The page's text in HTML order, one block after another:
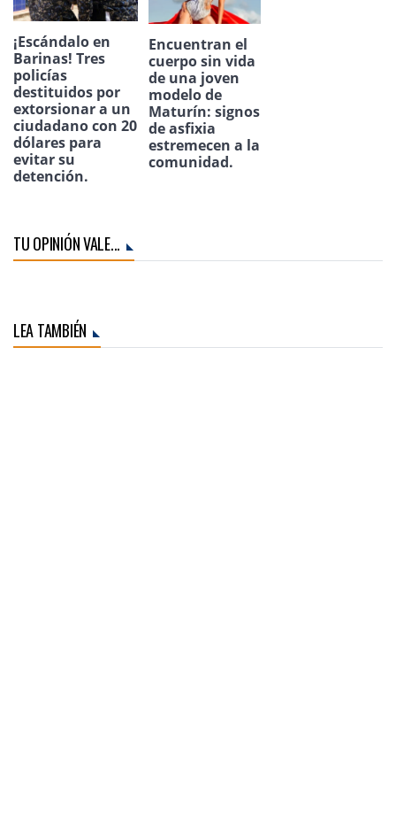
¡Escándalo en
Barinas! Tres
policías
destituidos por
extorsionar a un
ciudadano con 20
dólares para
evitar su
detención.
Encuentran el
cuerpo sin vida
de una joven
modelo de
Maturín: signos
de asfixia
estremecen a la
comunidad.
TU OPINIÓN VALE...
LEA TAMBIÉN